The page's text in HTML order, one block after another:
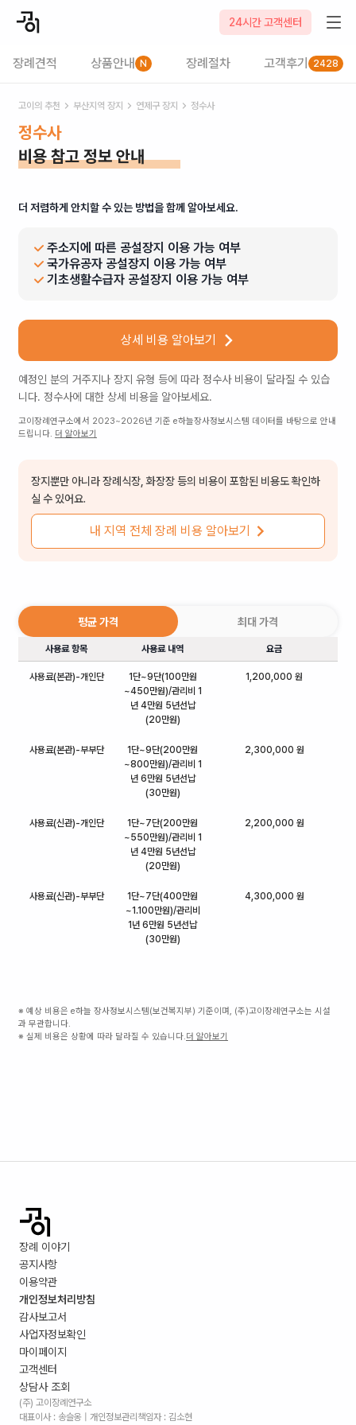
24시간 고객센터
장례견적 상품안내 N 장례절차 고객후기 2428
고이의 추천 부산지역 장지 연제구 장지 정수사
정수사
비용 참고 정보 안내
더 저렴하게 안치할 수 있는 방법을 함께 알아보세요.
주소지에 따른 공설장지 이용 가능 여부
국가유공자 공설장지 이용 가능 여부
기초생활수급자 공설장지 이용 가능 여부
상세 비용 알아보기
예정인 분의 거주지나 장지 유형 등에 따라 정수사비용이 달라질 수 있습
니다. 정수사에 대한 상세 비용을 알아보세요.
고이장례연구소에서 2023~2026년 기준 e하늘장사정보시스템 데이터를 바탕으로 안내
드립니다. 더 알아보기
장지뿐만 아니라 장례식장, 화장장 등의 비용이 포함된 비용도 확인하
실 수 있어요.
내 지역 전체 장례 비용 알아보기
평균 가격 최대 가격
사용료 항목 사용료 내역 요금
사용료(본관)-개인단
1단~9단(100만원
~450만원)/관리비 1
년 4만원 5년선납
(20만원)
1,200,000 원
사용료(본관)-부부단
1단~9단(200만원
~800만원)/관리비 1
년 6만원 5년선납
(30만원)
2,300,000 원
사용료(신관)-개인단
1단~7단(200만원
~550만원)/관리비 1
년 4만원 5년선납
(20만원)
2,200,000 원
사용료(신관)-부부단
1단~7단(400만원
~1.100만원)/관리비
1년 6만원 5년선납
(30만원)
4,300,000 원
※ 예상 비용은 e하늘 장사정보시스템(보건복지부) 기준이며, (주)고이장례연구소는 시설
과 무관합니다.
※ 실제 비용은 상황에 따라 달라질 수 있습니다.더 알아보기
장례 이야기
공지사항
이용약관
개인정보처리방침
감사보고서
사업자정보확인
마이페이지
고객센터
상담사 조회
(주) 고이장례연구소
대표이사 : 송슬옹 | 개인정보관리책임자 : 김소현